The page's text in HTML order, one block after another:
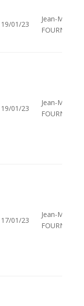
19/01/23
Jean-Marie
FOURNIER
19/01/23
Jean-Marie
FOURNIER
17/01/23
Jean-Marie
FOURNIER